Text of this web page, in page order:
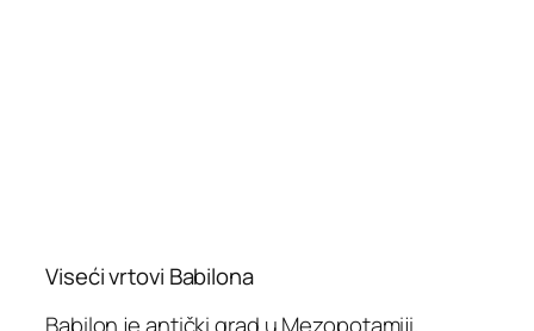
Viseći vrtovi Babilona
Babilon je antički grad u Mezopotamiji.